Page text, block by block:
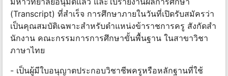
(Transcript) ที่สําเร็จ การศึกษาภายในวันที่เปิดรับสมัครว่า
เป็นคุณสมบัติเฉพาะสําหรับตําแหน่งข้าราชการครู สังกัดสํา
นักงาน คณะกรรมการการศึกษาขั้นพื้นฐาน ในสาขาวิชา
ภาษาไทย
- เป็นผู้มีใบอนุญาตประกอบวิชาชีพครูหรือหลักฐานที่ใช้